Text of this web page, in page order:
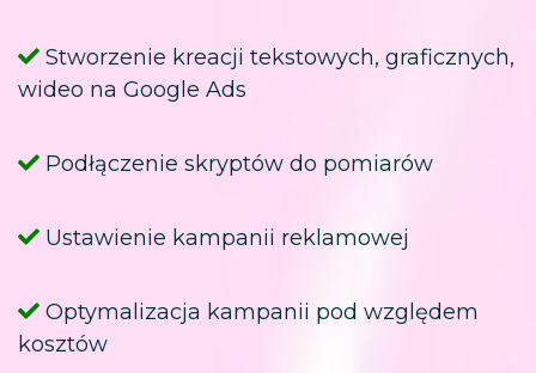
Stworzenie kreacji tekstowych, graficznych,
wideo na Google Ads
Podłączenie skryptów do pomiarów
Ustawienie kampanii reklamowej
Optymalizacja kampanii pod względem
kosztów